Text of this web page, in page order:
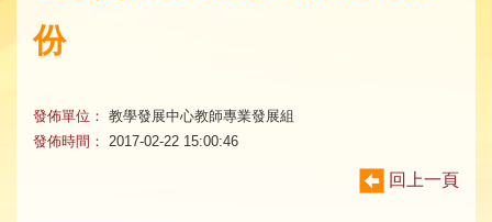
份
發佈單位： 教學發展中心教師專業發展組
發佈時間：
2017-02-22 15:00:46
回上一頁